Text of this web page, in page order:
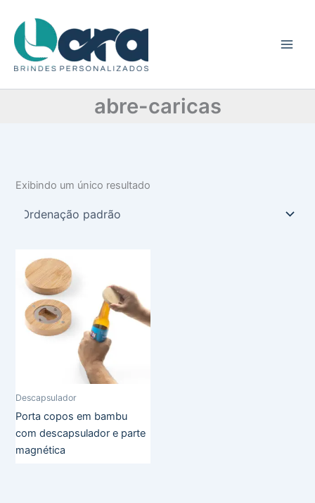
para
conteúdo
abre-caricas
t
e
r
Exibindo um único resultado
Descapsulador
Porta copos em bambu
com descapsulador e parte
magnética